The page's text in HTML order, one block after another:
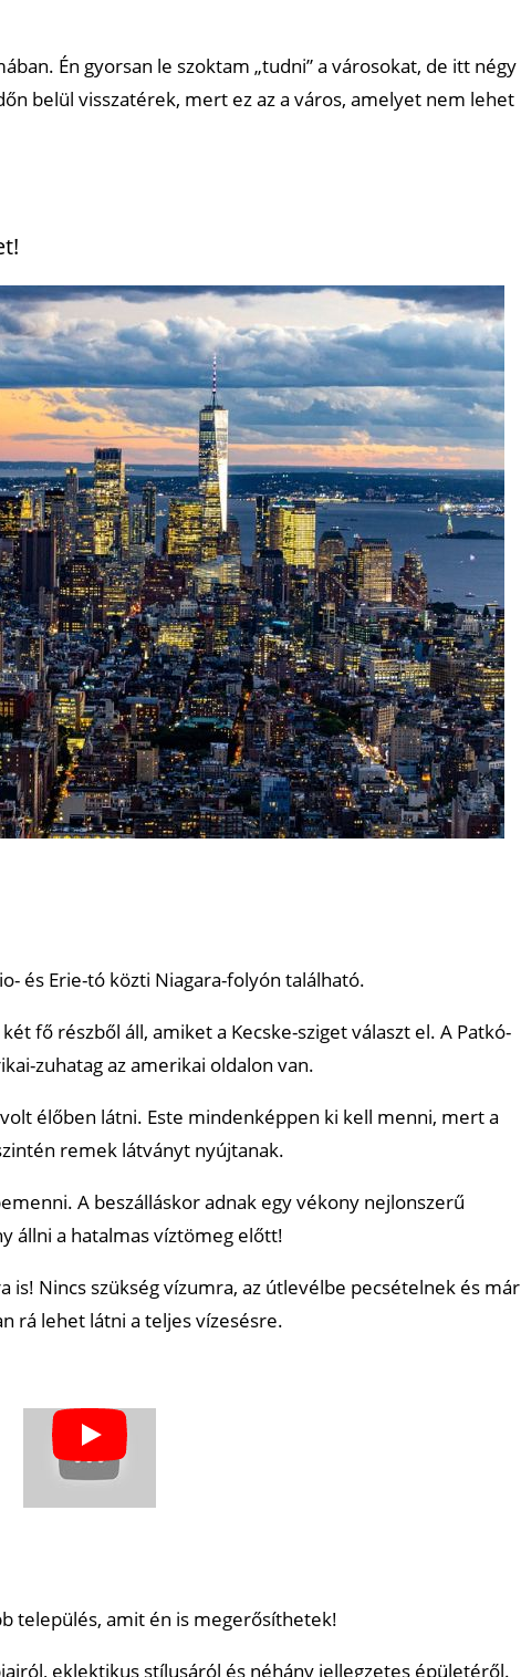
Én gyorsan le szoktam „tudni” a városokat, de itt négy
belül visszatérek, mert ez az a város, amelyet nem lehet
és Erie-tó közti Niagara-folyón található.
fő részből áll, amiket a Kecske-sziget választ el. A Patkó-
zuhatag az amerikai oldalon van.
élőben látni. Este mindenképpen ki kell menni, mert a
remek látványt nyújtanak.
A beszálláskor adnak egy vékony nejlonszerű
állni a hatalmas víztömeg előtt!
is! Nincs szükség vízumra, az útlevélbe pecsételnek és már
rá lehet látni a teljes vízesésre.
település, amit én is megerősíthetek!
eklektikus stílusáról és néhány jellegzetes épületéről.